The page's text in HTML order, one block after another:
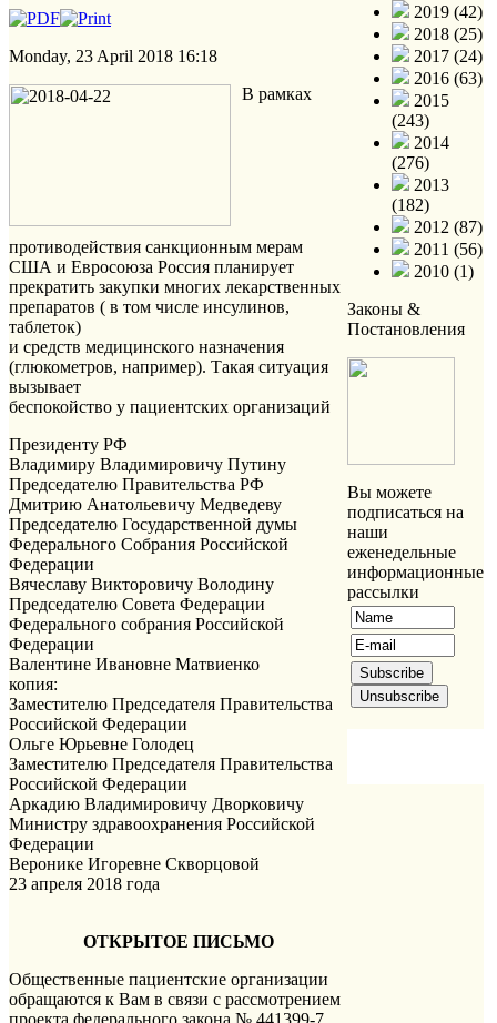
Monday, 23 April 2018 16:18
В рамках
противодействия санкционным мерам
США и Евросоюза Россия планирует
прекратить закупки многих лекарственных
препаратов ( в том числе инсулинов,
таблеток)
и средств медицинского назначения
(глюкометров, например). Такая ситуация
вызывает
беспокойство у пациентских организаций
Президенту РФ
Владимиру Владимировичу Путину
Председателю Правительства РФ
Дмитрию Анатольевичу Медведеву
Председателю Государственной думы
Федерального Собрания Российской
Федерации
Вячеславу Викторовичу Володину
Председателю Совета Федерации
Федерального собрания Российской
Федерации
Валентине Ивановне Матвиенко
копия:
Заместителю Председателя Правительства
Российской Федерации
Ольге Юрьевне Голодец
Заместителю Председателя Правительства
Российской Федерации
Аркадию Владимировичу Дворковичу
Министру здравоохранения Российской
Федерации
Веронике Игоревне Скворцовой
23 апреля 2018 года
ОТКРЫТОЕ ПИСЬМО
Общественные пациентские организации
обращаются к Вам в связи с рассмотрением
проекта федерального закона № 441399-7
2019 (42)
2018 (25)
2017 (24)
2016 (63)
2015
(243)
2014
(276)
2013
(182)
2012 (87)
2011 (56)
2010 (1)
Законы &
Постановления
Вы можете
подписаться на
наши
еженедельные
информационные
рассылки